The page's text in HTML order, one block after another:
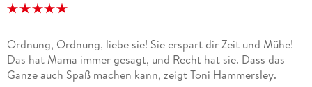
Ordnung, Ordnung, liebe sie! Sie erspart dir Zeit und Mühe!
Das hat Mama immer gesagt, und Recht hat sie. Dass das
Ganze auch Spaß machen kann, zeigt Toni Hammersley.